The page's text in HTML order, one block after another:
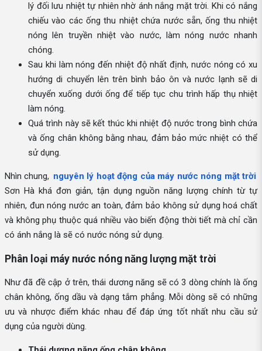
lý đối lưu nhiệt tự nhiên nhờ ánh nắng mặt trời. Khi có nắng
chiếu vào các ống thu nhiệt chứa nước sẵn, ống thu nhiệt
nóng lên truyền nhiệt vào nước, làm nóng nước nhanh
chóng.
Sau khi làm nóng đến nhiệt độ nhất định, nước nóng có xu
hướng di chuyển lên trên bình bảo ôn và nước lạnh sẽ di
chuyển xuống dưới ống để tiếp tục chu trình hấp thụ nhiệt
làm nóng.
Quá trình này sẽ kết thúc khi nhiệt độ nước trong bình chứa
và ống chân không bằng nhau, đảm bảo mức nhiệt có thể
sử dụng.
Nhìn chung, nguyên lý hoạt động của máy nước nóng mặt trời
Sơn Hà khá đơn giản, tận dụng nguồn năng lượng chính từ tự
nhiên, đun nóng nước an toàn, đảm bảo không sử dụng hoá chất
và không phụ thuộc quá nhiều vào biến động thời tiết mà chỉ cần
có ánh nắng là sẽ có nước nóng sử dụng.
Phân loại máy nước nóng năng lượng mặt trời
Như đã đề cập ở trên, thái dương năng sẽ có 3 dòng chính là ống
chân không, ống dầu và dạng tắm phẳng. Mỗi dòng sẽ có những
ưu và nhược điểm khác nhau để đáp ứng tốt nhất nhu cầu sử
dụng của người dùng.